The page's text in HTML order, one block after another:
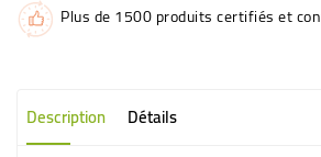
Plus de 1500 produits certifiés et
Description Détails